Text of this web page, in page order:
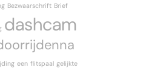
Bezwaarschrift Brief
dashcam
een flitspaal gelijkte